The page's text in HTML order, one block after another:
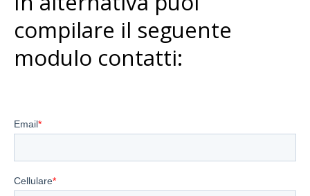
compilare il seguente
modulo contatti: